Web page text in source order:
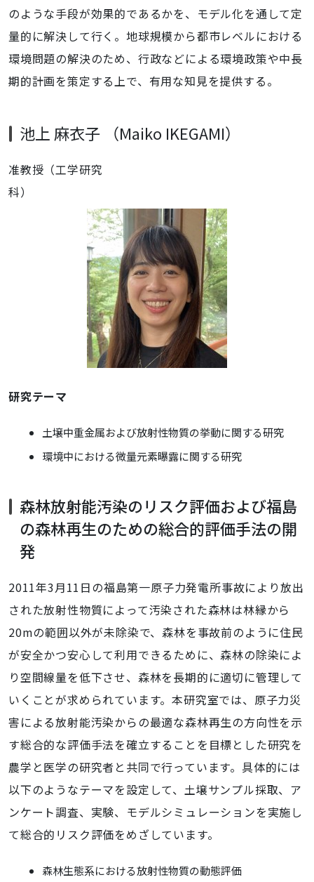
のような手段が効果的であるかを、モデル化を通して定
量的に解決して行く。地球規模から都市レベルにおける
環境問題の解決のため、行政などによる環境政策や中長
期的計画を策定する上で、有用な知見を提供する。
池上 麻衣子 （Maiko IKEGAMI）
准教授（工学研究
科
研究テーマ
土壌中重金属および放射性物質の挙動に関する研究
環境中における微量元素曝露に関する研究
森林放射能汚染のリスク評価および福島
の森林再生のための総合的評価手法の開
発
2011年3月11 日の福島第一原子力発電所事故により放出
された放射性物質によって汚染された森林は林縁から
20mの範囲以外が未除染で、森林を事故前のように住民
が安全かつ安心して利用できるために、森林の除染によ
り空間線量を低下させ、森林を長期的に適切に管理して
いくことが求められています。本研究室では、原子力災
害による放射能汚染からの最適な森林再生の方向性を示
す総合的な評価手法を確立することを目標とした研究を
農学と医学の研究者と共同で行っています。具体的には
以下のようなテーマを設定して、土壌サンプル採取、ア
ンケート調査、実験、モデルシミュレーションを実施し
て総合的リスク評価をめざしています。
森林生態系における放射性物質の動態評価